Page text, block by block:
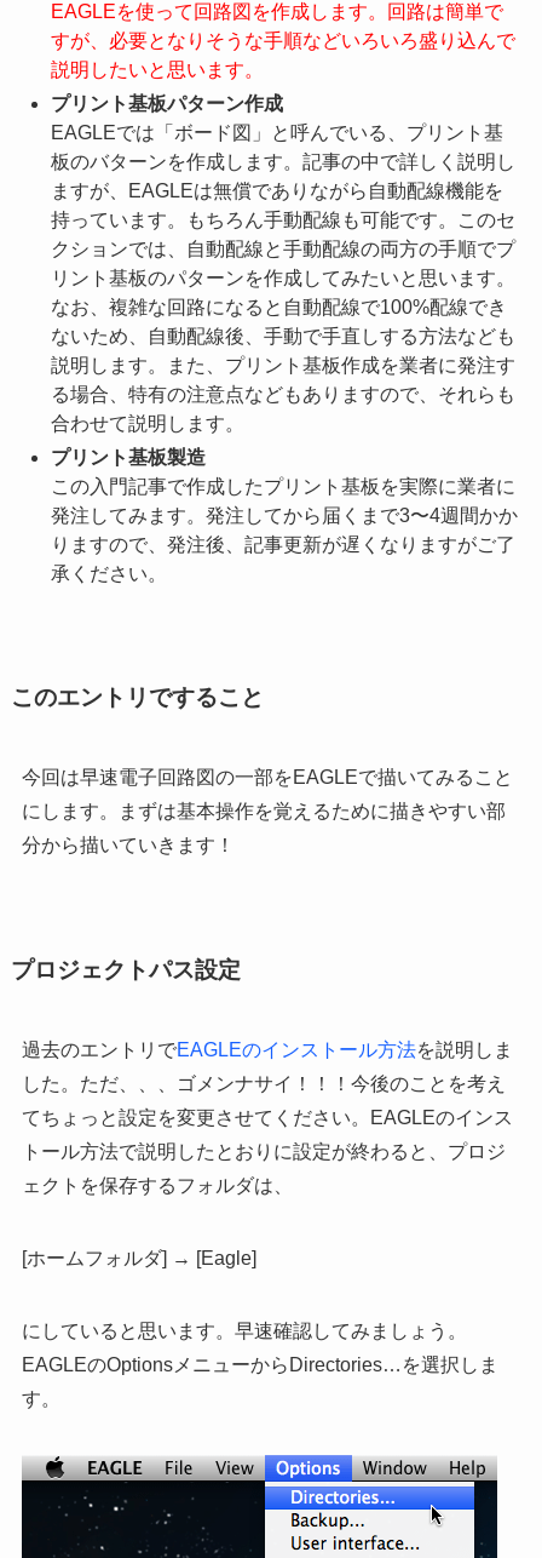
EAGLEを使って回路図を作成します。回路は簡単で
すが、必要となりそうな手順などいろいろ盛り込んで
説明したいと思います。
プリント基板パターン作成
EAGLEでは「ボード図」と呼んでいる、プリント基
板のバターンを作成します。記事の中で詳しく説明し
ますが、EAGLEは無償でありながら自動配線機能を
持っています。もちろん手動配線も可能です。このセ
クションでは、自動配線と手動配線の両方の手順でプ
リント基板のパターンを作成してみたいと思います。
なお、複雑な回路になると自動配線で100%配線でき
ないため、自動配線後、手動で手直しする方法なども
説明します。また、プリント基板作成を業者に発注す
る場合、特有の注意点などもありますので、それらも
合わせて説明します。
プリント基板製造
この入門記事で作成したプリント基板を実際に業者に
発注してみます。発注してから届くまで3〜4週間かか
りますので、発注後、記事更新が遅くなりますがご了
承ください。
このエントリですること
今回は早速電子回路図の一部をEAGLEで描いてみること
にします。まずは基本操作を覚えるために描きやすい部
分から描いていきます！
プロジェクトパス設定
過去のエントリでEAGLEのインストール方法を説明しま
した。ただ、、、ゴメンナサイ！！！今後のことを考え
てちょっと設定を変更させてください。EAGLEのインス
トール方法で説明したとおりに設定が終わると、プロジ
ェクトを保存するフォルダは、
[ホームフォルダ] → [Eagle]
にしていると思います。早速確認してみましょう。
EAGLEのOptionsメニューからDirectories…を選択しま
す。